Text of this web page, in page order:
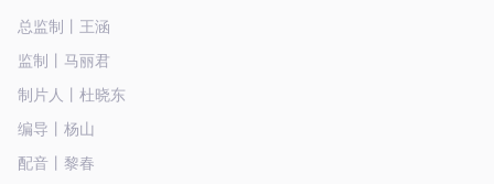
总监制丨王涵
监制丨马丽君
制片人丨杜晓东
编导丨杨山
配音丨黎春